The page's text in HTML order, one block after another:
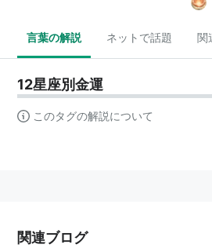
言葉の解説 ネットで話題 関
12星座別金運
このタグの解説について
関連ブログ